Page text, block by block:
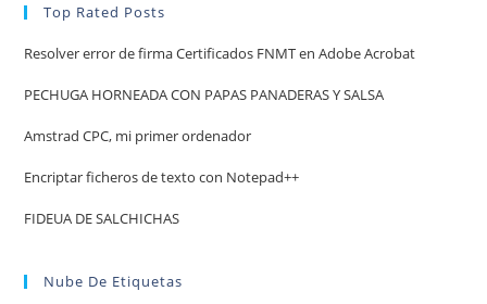
Top Rated Posts
Resolver error de firma Certificados FNMT en Adobe Acrobat
PECHUGA HORNEADA CON PAPAS PANADERAS Y SALSA
Amstrad CPC, mi primer ordenador
Encriptar ficheros de texto con Notepad++
FIDEUA DE SALCHICHAS
Nube De Etiquetas